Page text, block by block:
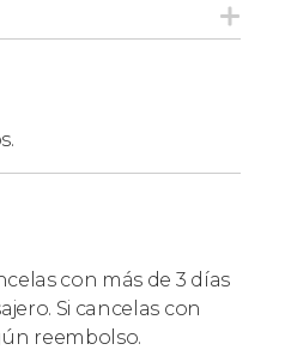
los palacios de los
es esta
visita
con un guía en
con más de 3 días
Si cancelas con
reembolso.